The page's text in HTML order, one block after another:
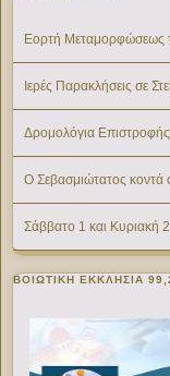
Εορτή Μεταμορφώσεως
Ιερές Παρακλήσεις σε
Δρομολόγια
Ο Σεβασμιώτατος κοντά
Σάββατο 1 και Κυριακή
ΒΟΙΩΤΙΚΉ ΕΚΚΛΗΣΊΑ